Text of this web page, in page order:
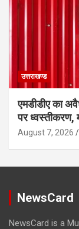
उत्तराखण्ड
एमडीडीए का
पर ध्वस्तीकरण,
August 7, 2026
NewsCard
NewsCard is a